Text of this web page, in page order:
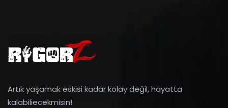
Artık yaşamak eskisi kadar kolay değil, hayatta
kalabiliecekmisin!